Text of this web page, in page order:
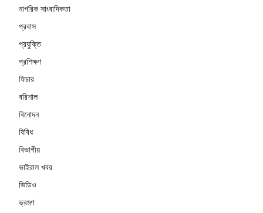
নাগরিক সাংবাদিকতা
প্রবাস
প্রযুক্তি
প্রশিক্ষণ
ফিচার
বরিশাল
বিনোদন
বিবিধ
বিভাগীয়
ভাইরাল খবর
ভিডিও
ভ্রমণ